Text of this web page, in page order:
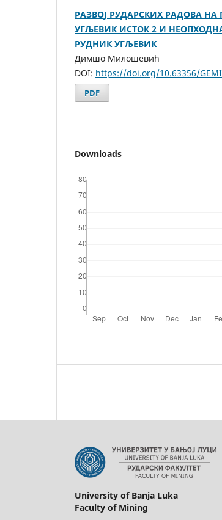
РАЗВОЈ РУДАРСКИХ РАДОВА НА
УГЉЕВИК ИСТОК 2 И
РУДНИК УГЉЕВИК
Димшо Милошевић
DOI: https://doi.org/10.63356/
PDF
Downloads
University of Banja Luka
Faculty of Mining